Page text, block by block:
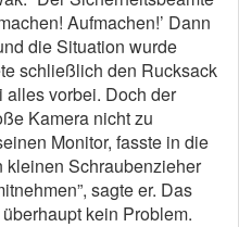
Aufmachen!’ Dann
die Situation wurde
schließlich den Rucksack
alles vorbei. Doch der
Kamera nicht zu
Monitor, fasste in die
kleinen Schraubenzieher
sagte er. Das
kein Problem.